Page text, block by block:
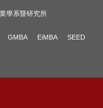
學系暨研究所
GMBA EiMBA SEED